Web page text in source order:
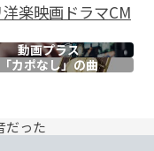
洋楽映画ドラマCM
動画プラス
「カポなし」の曲
だった